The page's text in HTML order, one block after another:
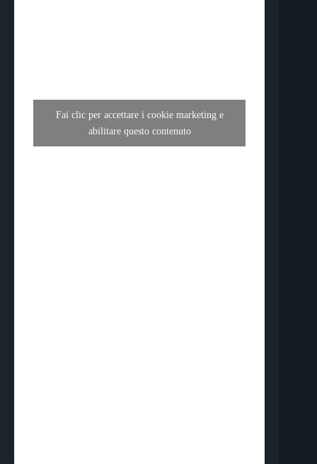
Fai clic per accettare i cookie marketing e
abilitare questo contenuto